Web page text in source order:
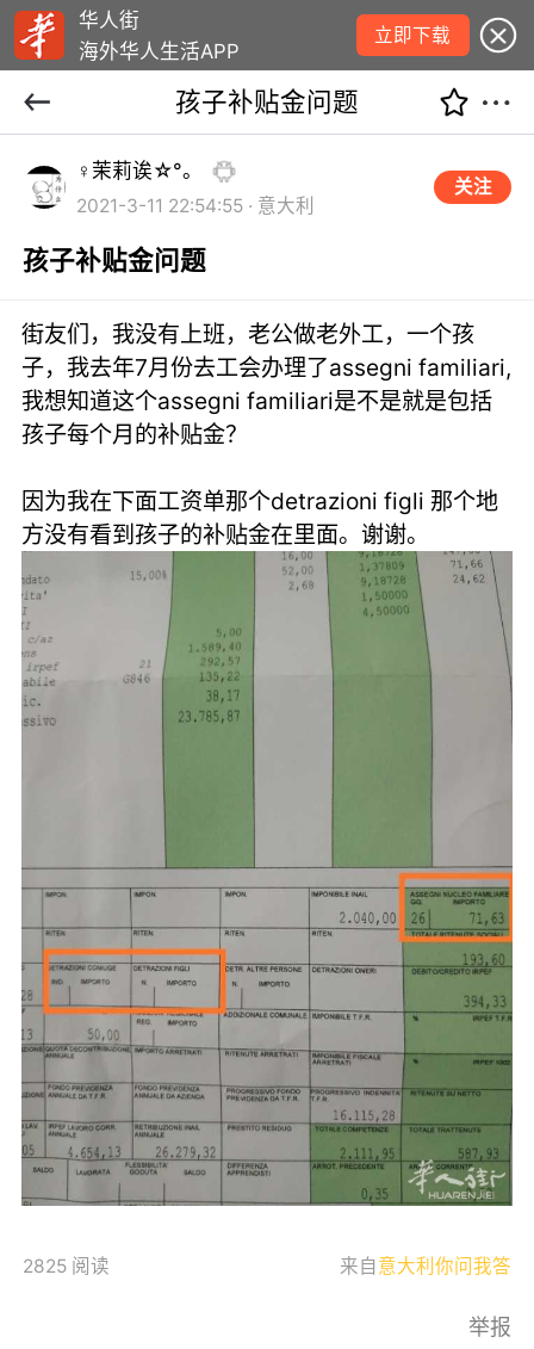
华人街
海外华人生活APP
立即下载
孩子补贴金问题
♀茉莉诶☆°。
2021-3-11 22:54:55 · 意大利
关注
孩子补贴金问题
街友们，我没有上班，老公做老外工，一个孩
子，我去年7月份去工会办理了assegni familiari,
我想知道这个assegni familiari是不是就是包括
孩子每个月的补贴金？
因为我在下面工资单那个detrazioni figli 那个地
方没有看到孩子的补贴金在里面。谢谢。
2825 阅读 来自 意大利你问我答
举报